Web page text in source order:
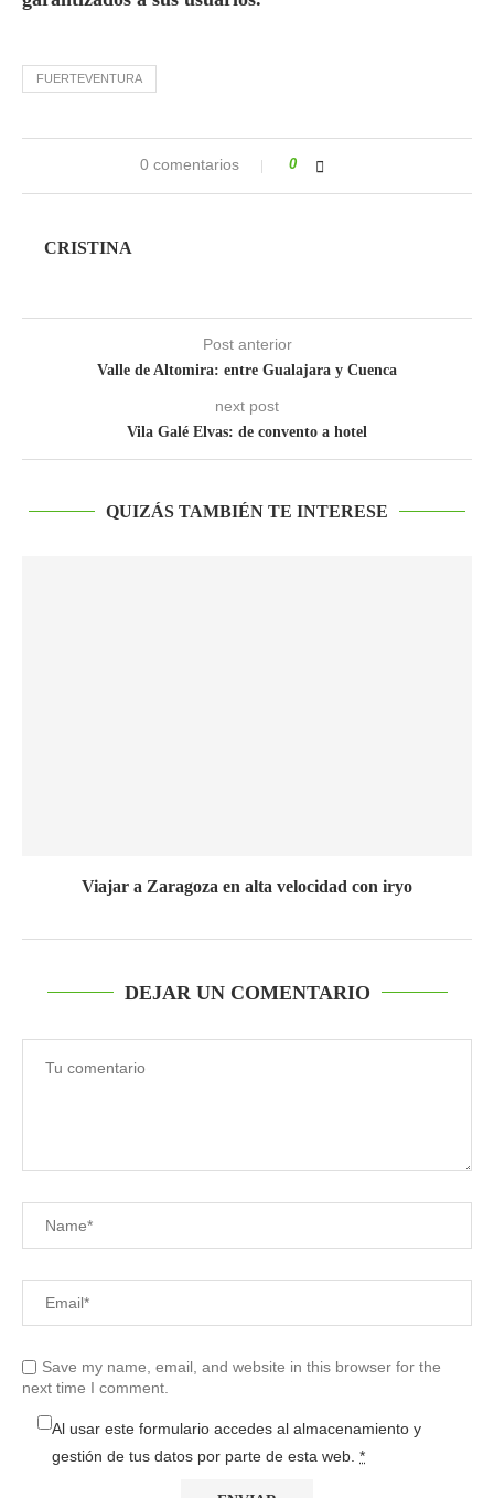
FUERTEVENTURA
0 comentarios 0
CRISTINA
Post anterior
Valle de Altomira: entre Gualajara y Cuenca
next post
Vila Galé Elvas: de convento a hotel
QUIZÁS TAMBIÉN TE INTERESE
Viajar a Zaragoza en alta velocidad con iryo
DEJAR UN COMENTARIO
Save my name, email, and website in this browser for the
next time I comment.
Al usar este formulario accedes al almacenamiento y
gestión de tus datos por parte de esta web. *